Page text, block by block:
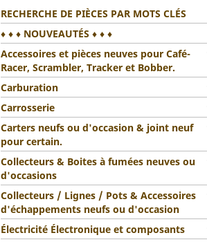
RECHERCHE DE PIÈCES PAR MOTS CLÉS
♦ ♦ ♦ NOUVEAUTÉS ♦ ♦ ♦
Accessoires et pièces neuves pour Café-
Racer, Scrambler, Tracker et Bobber.
Carburation
Carrosserie
Carters neufs ou d'occasion & joint neuf
pour certain.
Collecteurs & Boites à fumées neuves ou
d'occasions
Collecteurs / Lignes / Pots & Accessoires
d'échappements neufs ou d'occasion
Électricité Électronique et composants